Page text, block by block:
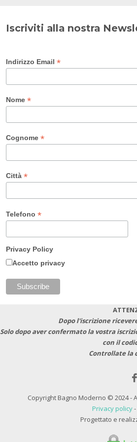
Iscriviti alla nostra
Indirizzo Email*
Nome*
Cognome*
Città*
Telefono*
Privacy Policy
Accetto privacy
Dopo l'iscrizione
Solo dopo aver confermato la vostra
con il
Controllate la
Copyright Bagno Moderno © 2024 -
Privacy policy-
Progettato e